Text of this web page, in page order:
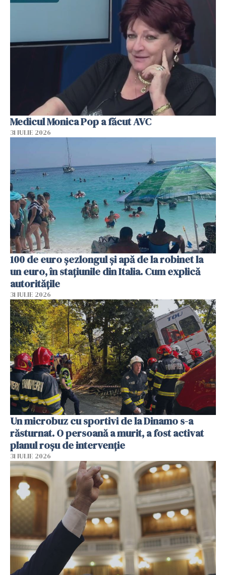
Medicul Monica Pop a făcut AVC
31 IULIE 2026
100 de euro șezlongul și apă de la robinet la
un euro, în stațiunile din Italia. Cum explică
autoritățile
31 IULIE 2026
Un microbuz cu sportivi de la Dinamo s-a
răsturnat. O persoană a murit, a fost activat
planul roșu de intervenție
31 IULIE 2026